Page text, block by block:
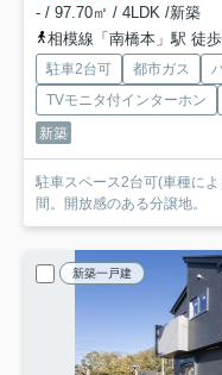
- / 97.70㎡ / 4LDK /新築
相模線「南橋本」駅 徒
駐車2台可 都市ガス
TVモニタ付インターホン
新築
駐車スペース2台可(車種に
間。開放感のある分譲地。
新築一戸建